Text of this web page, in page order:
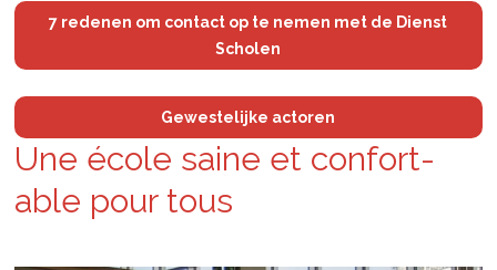
7 redenen om contact op te nemen met de Dienst
Scholen
Gewestelijke actoren
Une école saine et con­fort­
able pour tous